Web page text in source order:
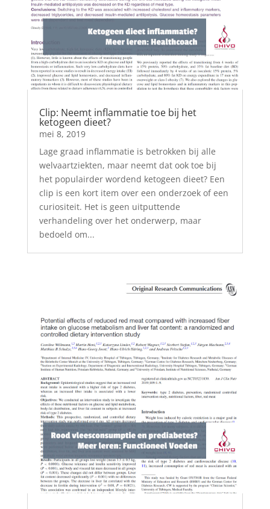
Clip: Neemt inflammatie toe bij het
ketogeen dieet?
mei 8, 2019
Lage graad inflammatie is betrokken bij alle
welvaartziekten, maar neemt dat ook toe bij
het populairder wordend ketogeen dieet? Een
clip is een kort item over een onderzoek of een
curiositeit. Het is geen uitputtende
verhandeling over het onderwerp, maar
bedoeld om...